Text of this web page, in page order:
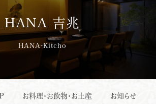
HANA 吉兆
HANA-Kitcho
お料理・お飲物・お土産 お知らせ